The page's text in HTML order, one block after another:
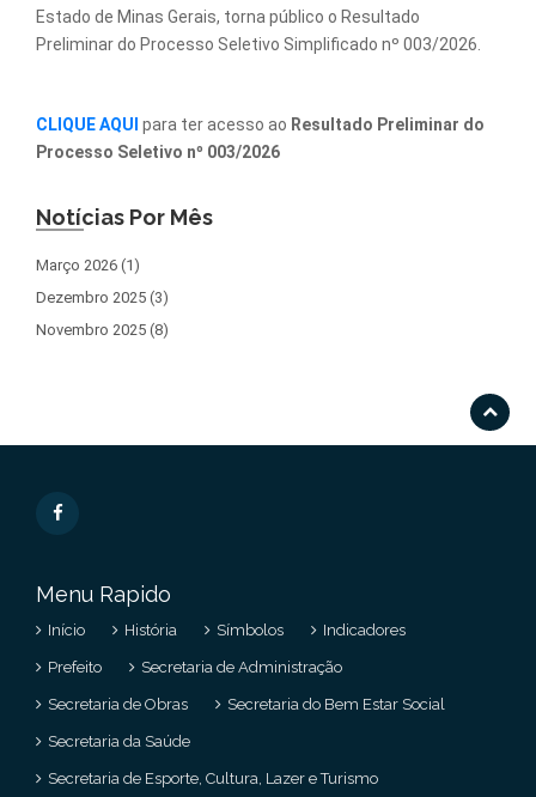
Estado de Minas Gerais, torna público o Resultado
Preliminar do Processo Seletivo Simplificado nº 003/2026.
CLIQUE AQUI para ter acesso ao Resultado Preliminar do
Processo Seletivo nº 003/2026
Notícias Por Mês
Março 2026 (1)
Dezembro 2025 (3)
Novembro 2025 (8)
Menu Rapido
Início História Símbolos Indicadores
Prefeito Secretaria de Administração
Secretaria de Obras Secretaria do Bem Estar Social
Secretaria da Saúde
Secretaria de Esporte, Cultura, Lazer e Turismo